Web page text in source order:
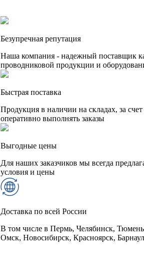
Безупречная репутация
Наша компания - надежный поставщик
проводниковой продукции и
Быстрая поставка
Продукция в наличии на складах, за
оперативно выполнять заказы
Выгодные цены
Для наших заказчиков мы всегда
условия и цены
Доставка по всей России
В том числе в Пермь, Челябинск,
Омск, Новосибирск, Красноярск, Барнаул